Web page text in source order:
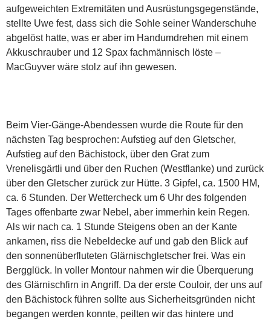
aufgeweichten Extremitäten und Ausrüstungsgegenstände,
stellte Uwe fest, dass sich die Sohle seiner Wanderschuhe
abgelöst hatte, was er aber im Handumdrehen mit einem
Akkuschrauber und 12 Spax fachmännisch löste –
MacGuyver wäre stolz auf ihn gewesen.
Beim Vier-Gänge-Abendessen wurde die Route für den
nächsten Tag besprochen: Aufstieg auf den Gletscher,
Aufstieg auf den Bächistock, über den Grat zum
Vrenelisgärtli und über den Ruchen (Westflanke) und zurück
über den Gletscher zurück zur Hütte. 3 Gipfel, ca. 1500 HM,
ca. 6 Stunden. Der Wettercheck um 6 Uhr des folgenden
Tages offenbarte zwar Nebel, aber immerhin kein Regen.
Als wir nach ca. 1 Stunde Steigens oben an der Kante
ankamen, riss die Nebeldecke auf und gab den Blick auf
den sonnenüberfluteten Glärnischgletscher frei. Was ein
Bergglück. In voller Montour nahmen wir die Überquerung
des Glärnischfirn in Angriff. Da der erste Couloir, der uns auf
den Bächistock führen sollte aus Sicherheitsgründen nicht
begangen werden konnte, peilten wir das hintere und